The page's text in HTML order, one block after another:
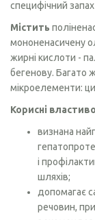
специфічний
Містить
мононенасичену
жирні кислоти -
бегенову. Багато
мікроелементи:
Корисні
визнана
і
шляхів;
допомагає
речовин,